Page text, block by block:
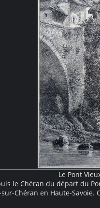
Le Pont
le Chéran du départ du
Chéran en Haute-Savoie.